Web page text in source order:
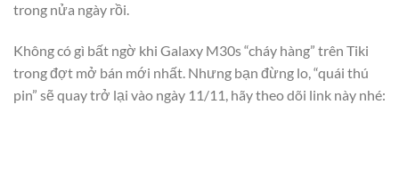
trong nửa ngày rồi.
Không có gì bất ngờ khi Galaxy M30s “cháy hàng” trên Tiki
trong đợt mở bán mới nhất. Nhưng bạn đừng lo, “quái thú
pin” sẽ quay trở lại vào ngày 11/11, hãy theo dõi link này nhé: